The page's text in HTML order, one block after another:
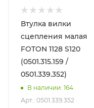
Втулка вилки
сцепления малая
FOTON 1128 S120
(0501.315.159 /
0501.339.352)
В наличии: 164
Арт.: 0501.339.352